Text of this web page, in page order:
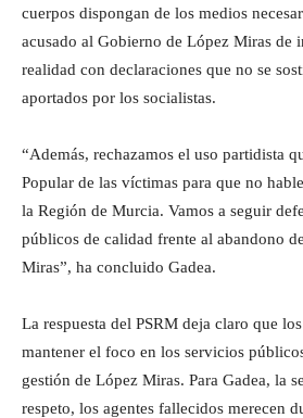
cuerpos dispongan de los medios
acusado al Gobierno de López Miras de
realidad con declaraciones que no se
aportados por los socialistas.
“Además, rechazamos el uso partidista
Popular de las víctimas para que no
la Región de Murcia. Vamos a seguir
públicos de calidad frente al abandono
Miras”, ha concluido Gadea.
La respuesta del PSRM deja claro que
mantener el foco en los servicios
gestión de López Miras. Para Gadea, la
respeto, los agentes fallecidos merecen